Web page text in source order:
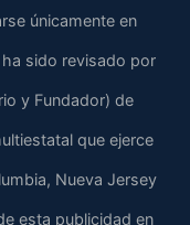
únicamente en
sido revisado por
y Fundador) de
que ejerce
Nueva Jersey
esta publicidad en